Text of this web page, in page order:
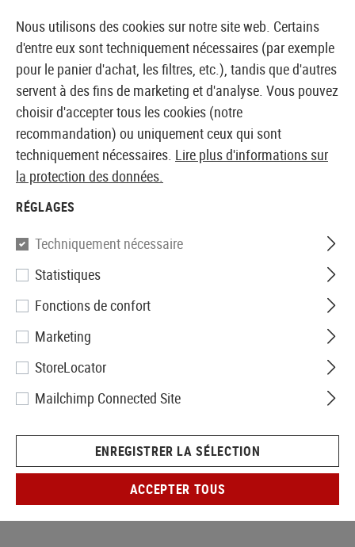
BOUTIQUE ET GROSSISTE EUROPÉEN AIRSOFT
Accueil Accessoires Eclairage Lampes de poche
Sunwayman
T20CS U2
Nous utilisons des cookies sur notre site web. Certains
d'entre eux sont techniquement nécessaires (par exemple
pour le panier d'achat, les filtres, etc.), tandis que d'autres
servent à des fins de marketing et d'analyse. Vous pouvez
choisir d'accepter tous les cookies (notre
recommandation) ou uniquement ceux qui sont
techniquement nécessaires. Lire plus d'informations sur
la protection des données.
RÉGLAGES
Techniquement nécessaire
Statistiques
Fonctions de confort
Marketing
StoreLocator
Mailchimp Connected Site
ENREGISTRER LA SÉLECTION
ACCEPTER TOUS